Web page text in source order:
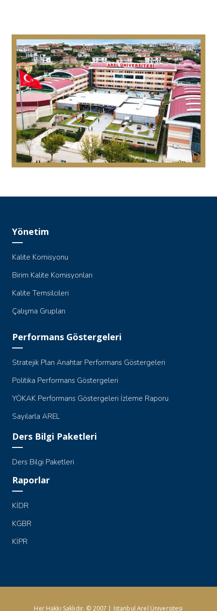
Yönetim
Kalite Komisyonu
Birim Kalite Komisyonları
Kalite Temsilcileri
Çalışma Grupları
Performans Göstergeleri
Stratejik Plan Anahtar Performans Göstergeleri
Politika Performans Göstergeleri
YÖKAK Performans Göstergeleri İzleme Raporu
Sayılarla AREL
Ders Bilgi Paketleri
Ders Bilgi Paketleri
Raporlar
KİDR
KGBR
KİPR
Her Hakkı Saklıdır. © 2007 | İstanbul Arel Üniversitesi